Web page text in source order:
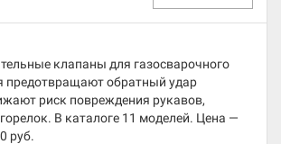
клапаны для газосварочного
предотвращают обратный удар
риск повреждения рукавов,
В каталоге 11 моделей. Цена —
руб.